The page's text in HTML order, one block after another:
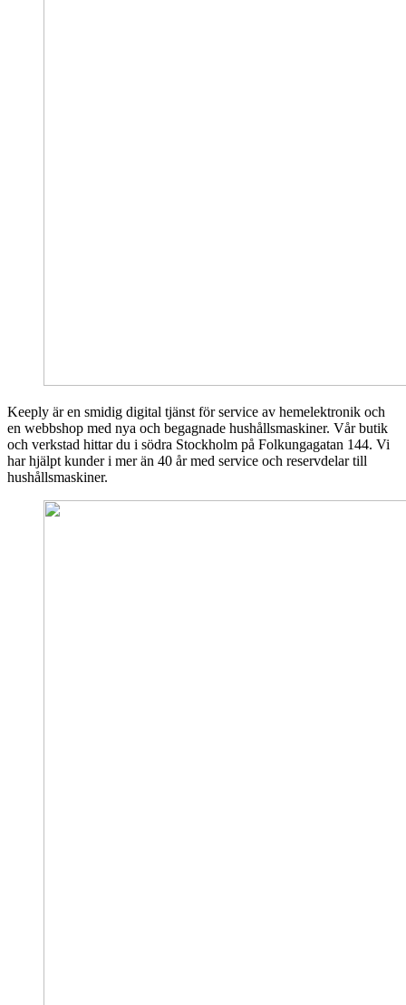
Keeply är en smidig digital tjänst för service av hemelektronik och
en webbshop med nya och begagnade hushållsmaskiner. Vår butik
och verkstad hittar du i södra Stockholm på Folkungagatan 144. Vi
har hjälpt kunder i mer än 40 år med service och reservdelar till
hushållsmaskiner.